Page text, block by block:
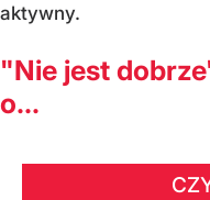
aktywny.
"Nie jest
o...